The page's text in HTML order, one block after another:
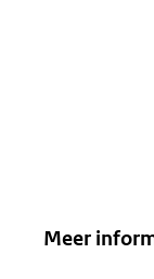
Meer